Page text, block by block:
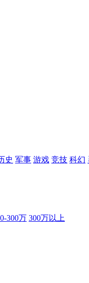
史 军事 游戏 竞技 科幻
300万 300万以上